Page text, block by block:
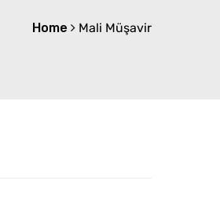
Home Mali Müşavir